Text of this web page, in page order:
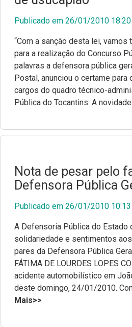
Publicado em 26/01/2010 18:20
“Com a sanção desta lei, vamos
para a realização do Concurso
palavras a defensora pública
Postal, anunciou o certame para
cargos do quadro técnico-
Pública do Tocantins. A novidade
Nota de pesar pelo
Defensora Pública
Publicado em 26/01/2010 10:13
A Defensoria Pública do Estado
solidariedade e sentimentos
pares da Defensora Pública
FÁTIMA DE LOURDES LOPES
acidente automobilístico em
deste domingo, 24/01/2010.
Mais>>